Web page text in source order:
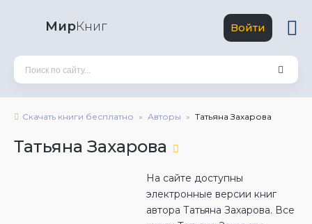
МирКниг Войти
Скачать книги бесплатно Авторы Татьяна Захарова
Татьяна Захарова
На сайте доступны
электронные версии книг
автора Татьяна Захарова. Все